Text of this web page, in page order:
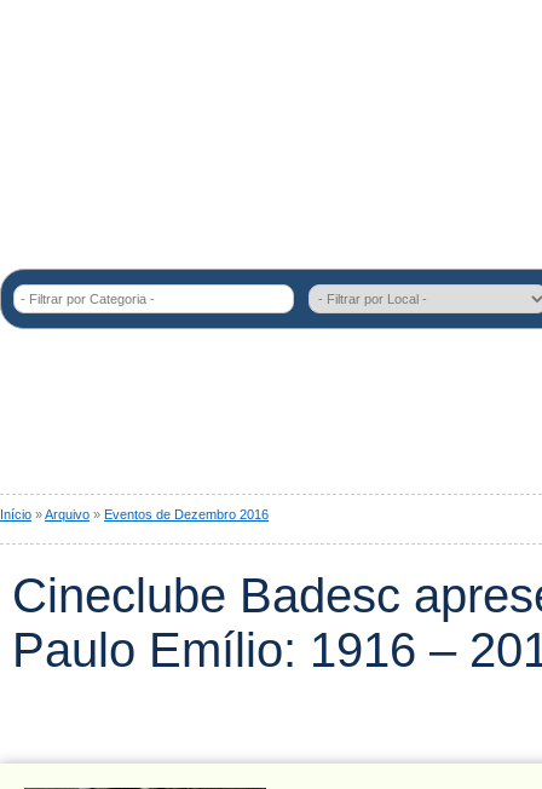
- Filtrar por Categoria -
Início »Arquivo » Eventos de Dezembro 2016
Cineclube Badesc
Paulo Emílio: 1916 –